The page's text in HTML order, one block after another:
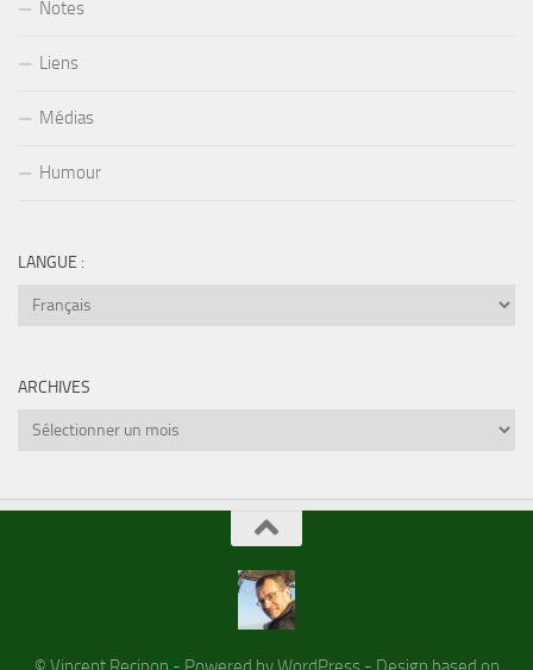
Notes
Liens
Médias
Humour
LANGUE :
ARCHIVES
Archives